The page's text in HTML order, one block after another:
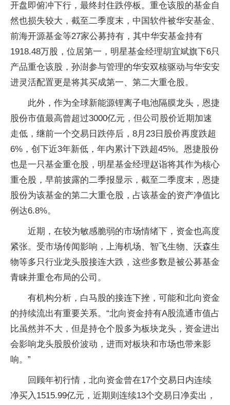
开盘即俯冲下行，最终封住跌停板。重仓该股的基金自
然也损失较大，截至二季度末，中国软件被华安基金、
前海开源基金等27家公募持有，其中华安基金持有
1918.48万股，位居第一，明星基金经理胡宜斌旗下6只
产品重仓该股，孙澍参与管理的华安双核驱动与华安安
进灵活配置更是将其买成第一、第二大重仓股。
此外，作为全球新能源锂离子电池隔膜龙头，恩捷
股份市值最高曾超过3000亿元，但公司股价近期加速
走低，继前一个交易日跌停后，8月23日股价再度跌超
6%，创下近3年新低，年内累计下跌超45%。恩捷股份
也是一只基金重仓股，明星基金经理赵诣将其作为核心
重仓股，早前披露的二季报显示，截至二季度末，恩捷
股份为该基金的第二大重仓股，占该基金的资产净值比
例达6.8%。
近期，在较为敏感脆弱的市场情绪下，资金也高度
紧张。受市场传闻影响，上海机场、智飞生物、沃森生
物等多只行业龙头股接连大跌，这些多数是被公募基金
青睐并重仓布局的公司。
有机构分析，白马股的接连下挫，可能和北向资金
的持续流出有重要关系。“北向资金持有A股流通市值占
比虽然并不大，但是持仓个股多为板块龙头，资金进出
会影响龙头股股价波动，进而对板块和市场也带来影
响。”
回顾年初行情，北向资金曾在17个交易日内连续
净买入1515.99亿元，近期则连续13个交易日净卖出，